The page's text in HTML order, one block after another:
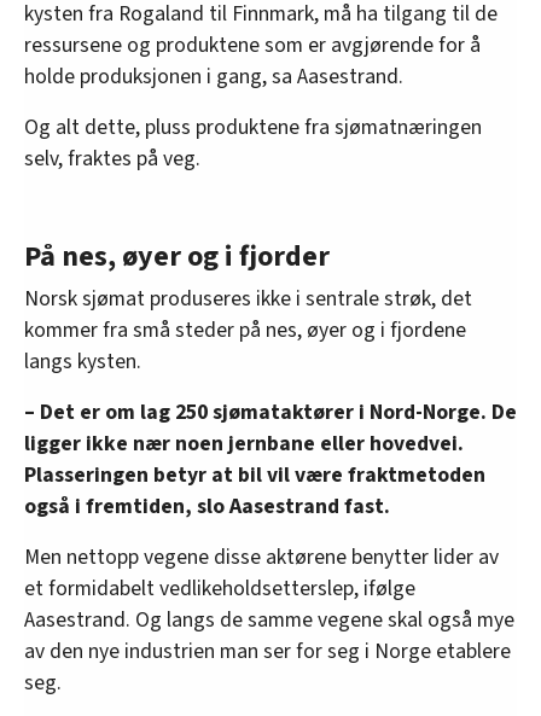
kysten fra Rogaland til Finnmark, må ha tilgang til de
ressursene og produktene som er avgjørende for å
holde produksjonen i gang, sa Aasestrand.
Og alt dette, pluss produktene fra sjømatnæringen
selv, fraktes på veg.
På nes, øyer og i fjorder
Norsk sjømat produseres ikke i sentrale strøk, det
kommer fra små steder på nes, øyer og i fjordene
langs kysten.
– Det er om lag 250 sjømataktører i Nord-Norge. De
ligger ikke nær noen jernbane eller hovedvei.
Plasseringen betyr at bil vil være fraktmetoden
også i fremtiden, slo Aasestrand fast.
Men nettopp vegene disse aktørene benytter lider av
et formidabelt vedlikeholdsetterslep, ifølge
Aasestrand. Og langs de samme vegene skal også mye
av den nye industrien man ser for seg i Norge etablere
seg.